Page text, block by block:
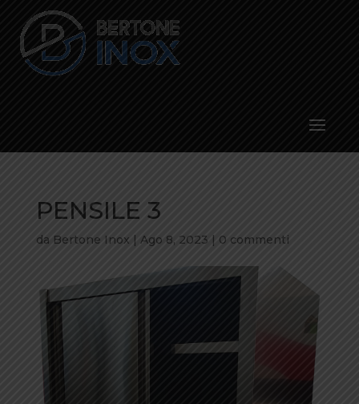
PENSILE 3
da Bertone Inox | Ago 8, 2023 | 0 commenti